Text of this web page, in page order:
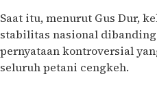
Saat itu, menurut Gus Dur,
stabilitas nasional dibanding
pernyataan kontroversial
seluruh petani cengkeh.